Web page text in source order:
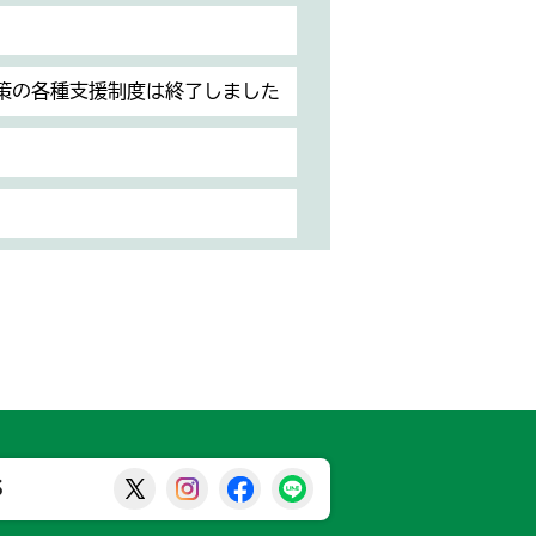
の各種支援制度は終了しました
那須烏山市公式X
那須烏山市公式Instagram
那須烏山市公式Facebook